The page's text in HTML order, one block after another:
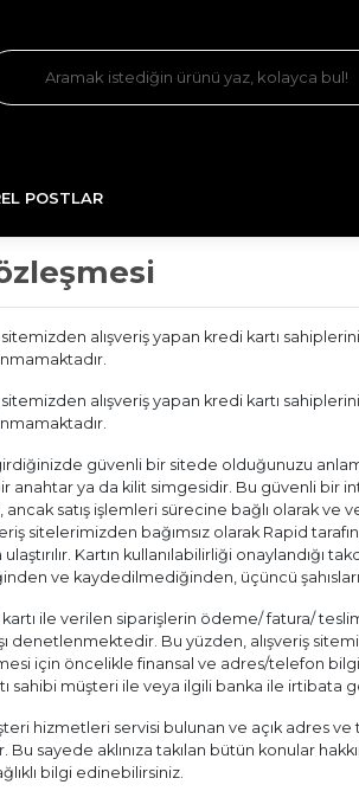
POSTLAR
sitemizden alışveriş yapan kredi kartı
sitemizden alışveriş yapan kredi kartı
güvenli bir sitede olduğunuzu
anahtar ya da kilit simgesidir. Bu güvenli
satış işlemleri sürecine bağlı olarak ve
sitelerimizden bağımsız olarak Rapid
Kartın kullanılabilirliği onaylandığı
ve kaydedilmediğinden, üçüncü
ile verilen siparişlerin ödeme/ fatura/
denetlenmektedir. Bu yüzden, alışveriş
için öncelikle finansal ve adres/telefon
sahibi müşteri ile veya ilgili banka ile irtibata
hizmetleri servisi bulunan ve açık adres
sayede aklınıza takılan bütün konular
bilgi edinebilirsiniz.